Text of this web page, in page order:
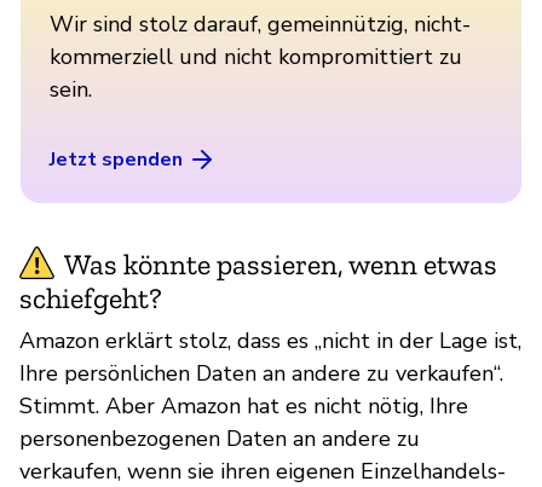
Wir sind stolz darauf, gemeinnützig, nicht-
kommerziell und nicht kompromittiert zu
sein.
Jetzt spenden
Was könnte passieren, wenn etwas
schiefgeht?
Amazon erklärt stolz, dass es „nicht in der Lage ist,
Ihre persönlichen Daten an andere zu verkaufen“.
Stimmt. Aber Amazon hat es nicht nötig, Ihre
personenbezogenen Daten an andere zu
verkaufen, wenn sie ihren eigenen Einzelhandels-